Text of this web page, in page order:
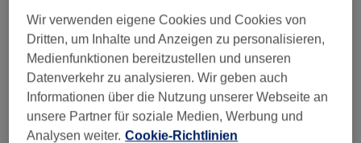
Wir verwenden eigene Cookies und Cookies von
Dritten, um Inhalte und Anzeigen zu personalisieren,
Medienfunktionen bereitzustellen und unseren
Datenverkehr zu analysieren. Wir geben auch
Informationen über die Nutzung unserer Webseite an
unsere Partner für soziale Medien, Werbung und
Analysen weiter. Cookie-Richtlinien